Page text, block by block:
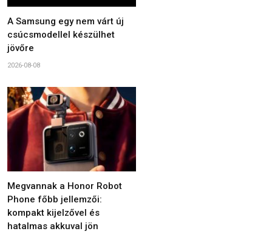
A Samsung egy nem várt új
csúcsmodellel készülhet
jövőre
2026-08-08
Megvannak a Honor Robot
Phone főbb jellemzői:
kompakt kijelzővel és
hatalmas akkuval jön